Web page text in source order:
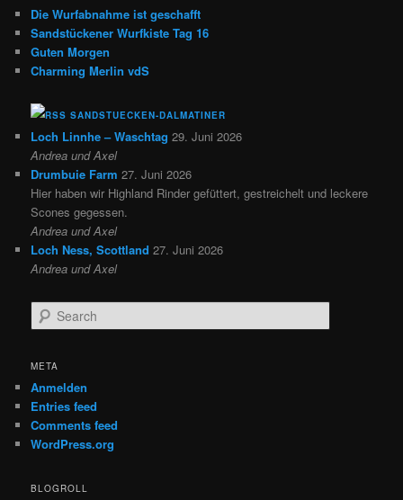
Die Wurfabnahme ist geschafft
Sandstückener Wurfkiste Tag 16
Guten Morgen
Charming Merlin vdS
SANDSTUECKEN-DALMATINER
Loch Linnhe – Waschtag 29. Juni 2026
Andrea und Axel
Drumbuie Farm 27. Juni 2026
Hier haben wir Highland Rinder gefüttert, gestreichelt und leckere
Scones gegessen.
Andrea und Axel
Loch Ness, Scottland 27. Juni 2026
Andrea und Axel
e
r
h
META
Anmelden
Entries feed
Comments feed
WordPress.org
BLOGROLL